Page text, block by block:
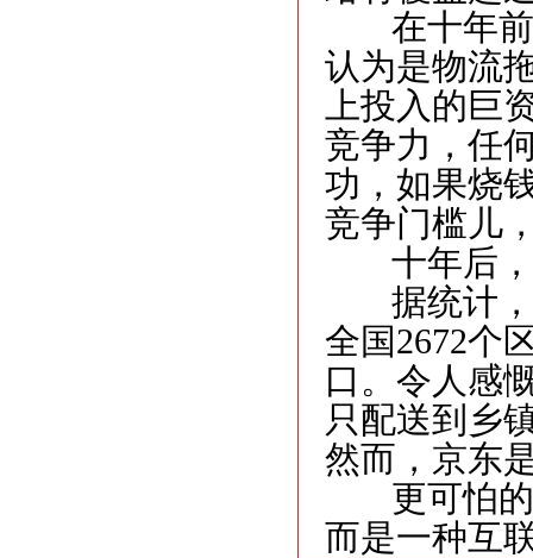
在十年前
认为是物流
上投入的巨
竞争力，任
功，如果烧
竞争门槛儿
十年后，
据统计，
全国2672个
口。令人感
只配送到乡
然而，京东
更可怕的
而是一种互